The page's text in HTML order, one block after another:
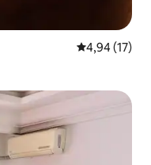
4,94 de uma
4,94 (17)